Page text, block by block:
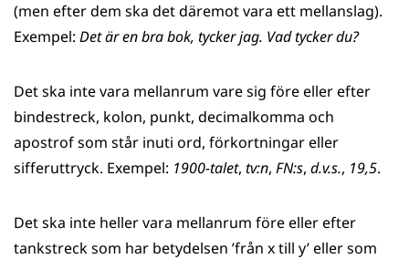
(men efter dem ska det däremot vara ett mellanslag).
Exempel: Det är en bra bok, tycker jag. Vad tycker du?
Det ska inte vara mellanrum vare sig före eller efter
bindestreck, kolon, punkt, decimalkomma och
apostrof som står inuti ord, förkortningar eller
sifferuttryck. Exempel: 1900-talet, tv:n, FN:s, d.v.s., 19,5.
Det ska inte heller vara mellanrum före eller efter
tankstreck som har betydelsen ’från x till y’ eller som